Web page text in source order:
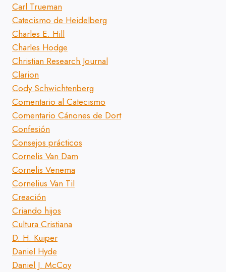
Carl Trueman
Catecismo de Heidelberg
Charles E. Hill
Charles Hodge
Christian Research Journal
Clarion
Cody Schwichtenberg
Comentario al Catecismo
Comentario Cánones de Dort
Confesión
Consejos prácticos
Cornelis Van Dam
Cornelis Venema
Cornelius Van Til
Creación
Criando hijos
Cultura Cristiana
D. H. Kuiper
Daniel Hyde
Daniel J. McCoy